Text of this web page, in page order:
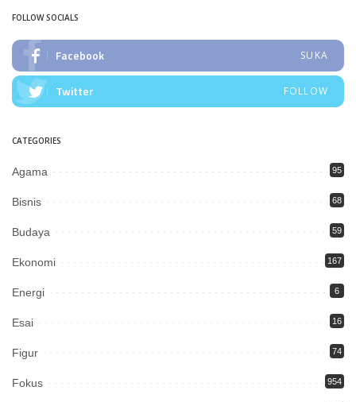
FOLLOW SOCIALS
Facebook SUKA
Twitter FOLLOW
CATEGORIES
Agama 95
Bisnis 68
Budaya 59
Ekonomi 167
Energi 6
Esai 16
Figur 74
Fokus 954